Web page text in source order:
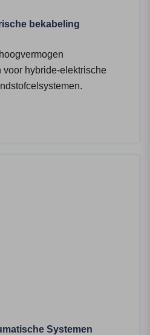
bekabeling
voor hybride-elektrische
Systemen